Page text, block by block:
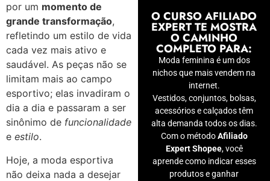
por um momento de
grande transformação,
refletindo um estilo de vida
cada vez mais ativo e
saudável. As peças não se
limitam mais ao campo
esportivo; elas invadiram o
dia a dia e passaram a ser
sinônimo de funcionalidade
e estilo.
Hoje, a moda esportiva
não deixa nada a desejar
O CURSO AFILIADO
EXPERT TE MOSTRA
O CAMINHO
COMPLETO PARA:
Moda feminina é um dos
nichos que mais vendem na
internet.
Vestidos, conjuntos, bolsas,
acessórios e calçados têm
alta demanda todos os dias.
Com o métodoAfiliado
Expert Shopee, você
aprende como indicar esses
produtos e ganhar